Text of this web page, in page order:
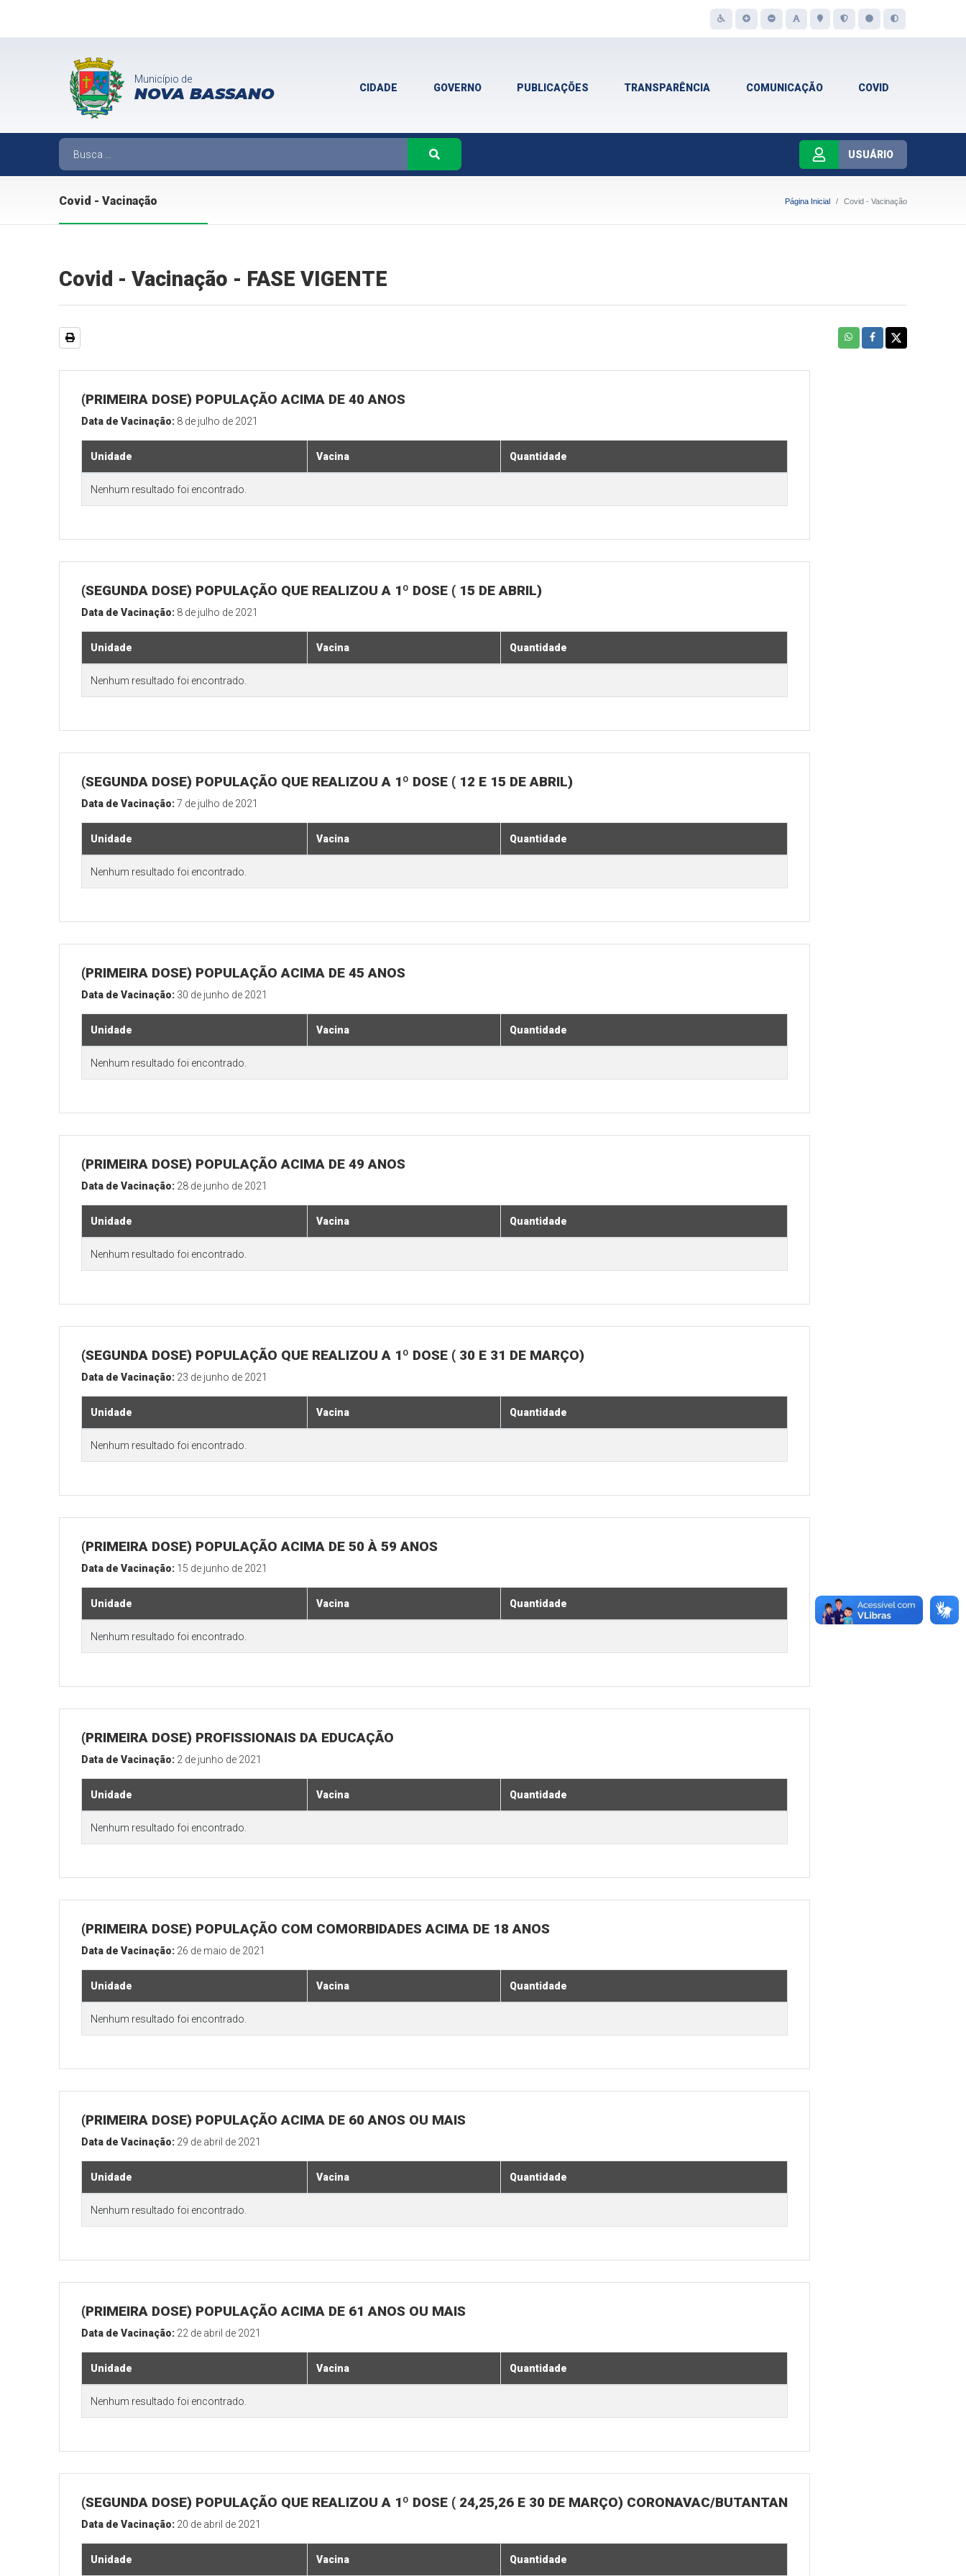
Município de
NOVA BASSANO CIDADE GOVERNO PUBLICAÇÕES TRANSPARÊNCIA COMUNICAÇÃO COVID
USUÁRIO
Covid - Vacinação Página Inicial Covid - Vacinação
Covid - Vacinação - FASE VIGENTE
(PRIMEIRA DOSE) POPULAÇÃO ACIMA DE 40 ANOS
Data de Vacinação: 8 de julho de 2021
Unidade Vacina Quantidade
Nenhum resultado foi encontrado.
(SEGUNDA DOSE) POPULAÇÃO QUE REALIZOU A 1º DOSE ( 15 DE ABRIL)
Data de Vacinação: 8 de julho de 2021
Unidade Vacina Quantidade
Nenhum resultado foi encontrado.
(SEGUNDA DOSE) POPULAÇÃO QUE REALIZOU A 1º DOSE ( 12 E 15 DE ABRIL)
Data de Vacinação:7 de julho de 2021
Unidade Vacina Quantidade
Nenhum resultado foi encontrado.
(PRIMEIRA DOSE) POPULAÇÃO ACIMA DE 45 ANOS
Data de Vacinação: 30 de junho de 2021
Unidade Vacina Quantidade
Nenhum resultado foi encontrado.
(PRIMEIRA DOSE) POPULAÇÃO ACIMA DE 49 ANOS
Data de Vacinação: 28 de junho de 2021
Unidade Vacina Quantidade
Nenhum resultado foi encontrado.
(SEGUNDA DOSE) POPULAÇÃO QUE REALIZOU A 1º DOSE ( 30 E 31 DE MARÇO)
Data de Vacinação: 23 de junho de 2021
Unidade Vacina Quantidade
Nenhum resultado foi encontrado.
(PRIMEIRA DOSE) POPULAÇÃO ACIMA DE 50 À 59 ANOS
Data de Vacinação: 15 de junho de 2021
Unidade Vacina Quantidade
Nenhum resultado foi encontrado.
(PRIMEIRA DOSE) PROFISSIONAIS DA EDUCAÇÃO
Data de Vacinação: 2 de junho de 2021
Unidade Vacina Quantidade
Nenhum resultado foi encontrado.
(PRIMEIRA DOSE) POPULAÇÃO COM COMORBIDADES ACIMA DE 18 ANOS
Data de Vacinação: 26 de maio de 2021
Unidade Vacina Quantidade
Nenhum resultado foi encontrado.
(PRIMEIRA DOSE) POPULAÇÃO ACIMA DE 60 ANOS OU MAIS
Data de Vacinação: 29 de abril de 2021
Unidade Vacina Quantidade
Nenhum resultado foi encontrado.
(PRIMEIRA DOSE) POPULAÇÃO ACIMA DE 61 ANOS OU MAIS
Data de Vacinação: 22 de abril de 2021
Unidade Vacina Quantidade
Nenhum resultado foi encontrado.
(SEGUNDA DOSE) POPULAÇÃO QUE REALIZOU A 1º DOSE ( 24,25,26 E 30 DE MARÇO) CORONAVAC/BUTANTAN
Data de Vacinação: 20 de abril de 2021
Unidade Vacina Quantidade